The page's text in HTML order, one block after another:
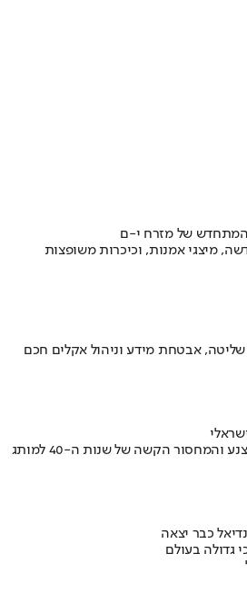
המתחדש של מזרח י-ם
מיצגי אמנות, וכיכרות משופצות
אבטחת מידע וניהול אקלים חכם
איך אסם הפכה את תקופת הצנע והמחסור הקשה של שנות ה-40 למותג
כבר יצאה
גדולה בעולם